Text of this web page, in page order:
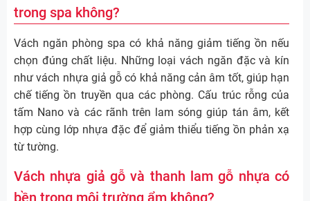
trong spa không?
Vách ngăn phòng spa có khả năng giảm tiếng ồn nếu
chọn đúng chất liệu. Những loại vách ngăn đặc và kín
như vách nhựa giả gỗ có khả năng cản âm tốt, giúp hạn
chế tiếng ồn truyền qua các phòng. Cấu trúc rỗng của
tấm Nano và các rãnh trên lam sóng giúp tán âm, kết
hợp cùng lớp nhựa đặc để giảm thiểu tiếng ồn phản xạ
từ tường.
Vách nhựa giả gỗ và thanh lam gỗ nhựa có
bền trong môi trường ẩm không?